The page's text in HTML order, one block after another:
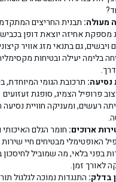
מעולה: תבנית החריצים
מספקת אחיזה יוצאת דופן
ויבשים, גם בתנאי מזג אוויר
בלימה יעילה ובטיחות
נסיעה: תרכובת הגומי המיוחדת,
פרופיל הצמיג, סופגת זעזועים
רעשים, ומעניקה חוויית
ארוכים: חומר הגלם האיכותי
האופטימלי מבטיחים חיי
בפני בלאי, מה שמוביל לחיסכון
לאורך זמן.
בדלק: התנגדות נמוכה לגלגול